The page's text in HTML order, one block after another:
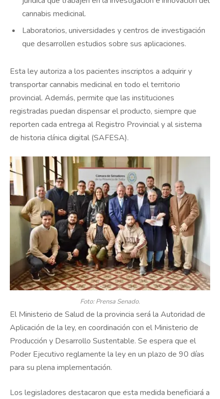
cannabis medicinal.
Laboratorios, universidades y centros de investigación
que desarrollen estudios sobre sus aplicaciones.
Esta ley autoriza a los pacientes inscriptos a adquirir y
transportar cannabis medicinal en todo el territorio
provincial. Además, permite que las instituciones
registradas puedan dispensar el producto, siempre que
reporten cada entrega al Registro Provincial y al sistema
de historia clínica digital (SAFESA).
Foto: Prensa Senado.
El Ministerio de Salud de la provincia será la Autoridad de
Aplicación de la ley, en coordinación con el Ministerio de
Producción y Desarrollo Sustentable. Se espera que el
Poder Ejecutivo reglamente la ley en un plazo de 90 días
para su plena implementación.
Los legisladores destacaron que esta medida beneficiará a